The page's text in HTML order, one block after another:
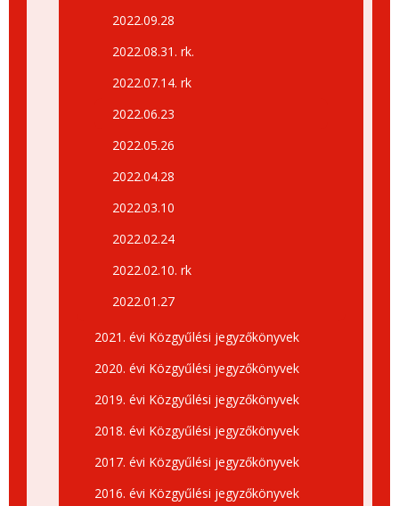
2022.09.28
2022.08.31. rk.
2022.07.14. rk
2022.06.23
2022.05.26
2022.04.28
2022.03.10
2022.02.24
2022.02.10. rk
2022.01.27
2021. évi Közgyűlési jegyzőkönyvek
2020. évi Közgyűlési jegyzőkönyvek
2019. évi Közgyűlési jegyzőkönyvek
2018. évi Közgyűlési jegyzőkönyvek
2017. évi Közgyűlési jegyzőkönyvek
2016. évi Közgyűlési jegyzőkönyvek